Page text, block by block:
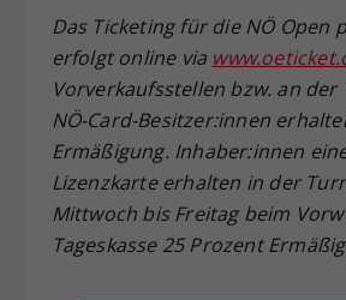
Das Ticketing für die NÖ Open
erfolgt online via
Vorverkaufsstellen bzw. an der
NÖ-Card-Besitzer:innen
Ermäßigung. Inhaber:innen
Lizenzkarte erhalten in der
Mittwoch bis Freitag beim
Tageskasse 25 Prozent